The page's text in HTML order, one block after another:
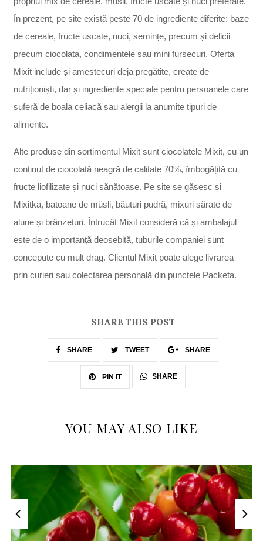
În prezent, pe site există peste 70 de ingrediente diferite: baze
de cereale, fructe uscate, nuci, semințe, precum și delicii
precum ciocolata, condimentele sau mini fursecuri. Oferta
Mixit include și amestecuri deja pregătite, create de
nutriționiști, dar și ingrediente speciale pentru persoanele care
suferă de boala celiacă sau alergii la anumite tipuri de
alimente.
Alte produse din sortimentul Mixit sunt ciocolatele Mixit, cu un
conținut de ciocolată neagră de calitate 70%, îmbogățită cu
fructe liofilizate și nuci sănătoase. Pe site se găsesc și
Mixitka, batoane de müsli, băuturi pudră, mixuri sărate de
alune și brânzeturi. Întrucât Mixit consideră că și ambalajul
este de o importanță deosebită, tuburile companiei sunt
concepute cu mult drag. Clientul Mixit poate alege livrarea
prin curieri sau colectarea personală din punctele Packeta.
SHARE THIS POST
SHARE TWEET SHARE
PIN IT SHARE
YOU MAY ALSO LIKE